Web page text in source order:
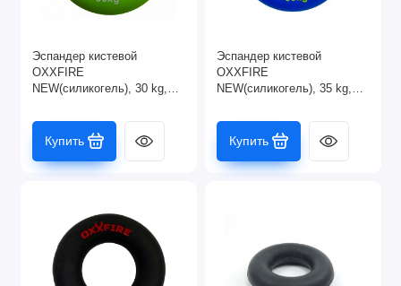
Эспандер кистевой
OXXFIRE
NEW(силикогель), 30 kg,
Купить
Эспандер кистевой
OXXFIRE
NEW(силикогель), 35 kg,
Купить